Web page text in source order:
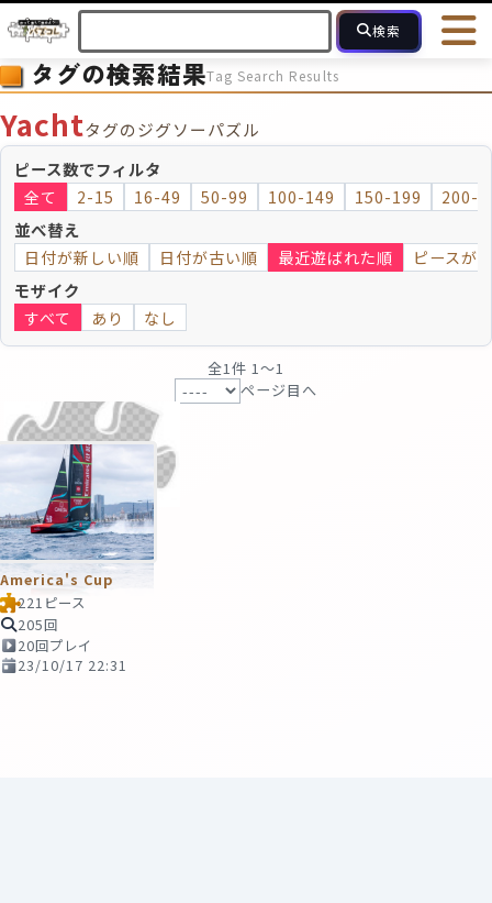
検索
HOME 会員登録
最近投稿され
ピース数 2～15 16～49 50～99 100
モザイク モザイクのみ
タグの検索結果Tag Search Results
Yachtタグのジグソーパズル
ピース数でフィルタ
全て 2-15 16-49 50-99 100-149 150-199 200-
並べ替え
日付が新しい順 日付が古い順 最近遊ばれた順 ピースが
モザイク
すべて あり なし
全1件 1〜1
ページ目へ
America's Cup
221ピース
205回
20回プレイ
23/10/17 22:31